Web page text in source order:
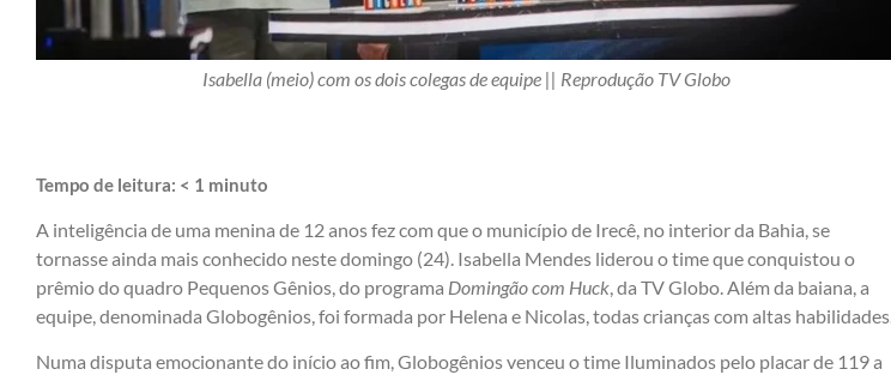
Isabella (meio) com os dois colegas de equipe || Reprodução TV Globo
Tempo de leitura: < 1 minuto
A inteligência de uma menina de 12 anos fez com que o município de Irecê, no interior da Bahia, se
tornasse ainda mais conhecido neste domingo (24). Isabella Mendes liderou o time que conquistou o
prêmio do quadro Pequenos Gênios, do programa Domingão com Huck , da TV Globo. Além da baiana, a
equipe, denominada Globogênios, foi formada por Helena e Nicolas, todas crianças com altas habilidades.
Numa disputa emocionante do início ao fim, Globogênios venceu o time Iluminados pelo placar de 119 a